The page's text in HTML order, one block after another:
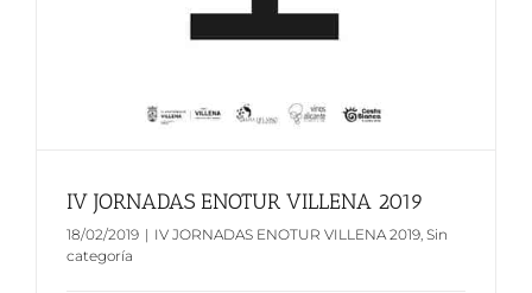
IV JORNADAS ENOTUR VILLENA 2019
18/02/2019 | IV JORNADAS ENOTUR VILLENA 2019 Sin
categoría